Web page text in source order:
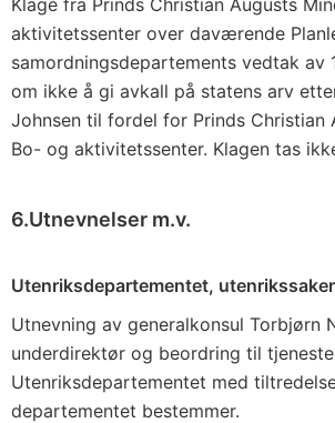
Klage fra Prinds Christian Augusts
aktivitetssenter over daværende
samordningsdepartements vedtak av
om ikke å gi avkall på statens arv
Johnsen til fordel for Prinds Christian
Bo- og aktivitetssenter. Klagen tas
6.Utnevnelser m.v.
Utenriksdepartementet, utenrikssaker
Utnevning av generalkonsul Torbjørn
underdirektør og beordring til
Utenriksdepartementet med
departementet bestemmer.